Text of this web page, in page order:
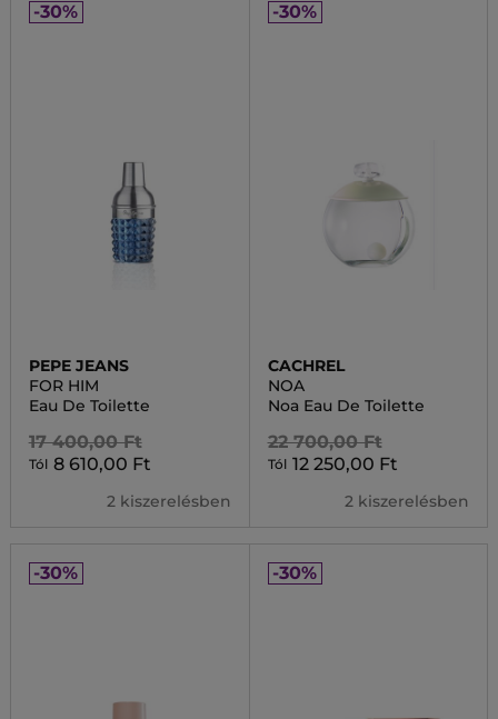
-30%
PEPE JEANS
FOR HIM
Eau De Toilette
17 400,00 Ft
Tól 8 610,00 Ft
2 kiszerelésben
-30%
CACHREL
NOA
Noa Eau De Toilette
22 700,00 Ft
Tól 12 250,00 Ft
2 kiszerelésben
-30% -30%